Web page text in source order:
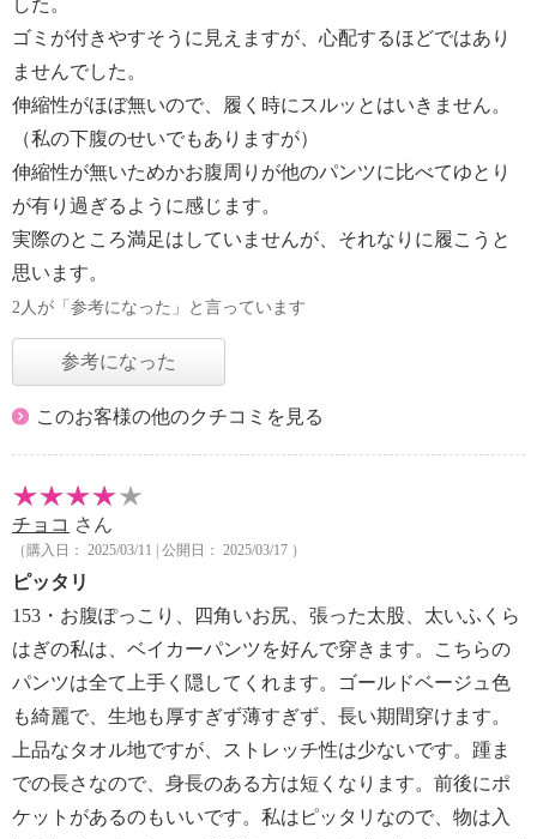
した。
ゴミが付きやすそうに見えますが、心配するほどではあり
ませんでした。
伸縮性がほぼ無いので、履く時にスルッとはいきません。
（私の下腹のせいでもありますが）
伸縮性が無いためかお腹周りが他のパンツに比べてゆとり
が有り過ぎるように感じます。
実際のところ満足はしていませんが、それなりに履こうと
思います。
2人が「参考になった」と言っています
参考になった
このお客様の他のクチコミを見る
チョコ さん
（購入日： 2025/03/11 | 公開日： 2025/03/17 ）
ピッタリ
153・お腹ぽっこり、四角いお尻、張った太股、太いふくら
はぎの私は、ベイカーパンツを好んで穿きます。こちらの
パンツは全て上手く隠してくれます。ゴールドベージュ色
も綺麗で、生地も厚すぎず薄すぎず、長い期間穿けます。
上品なタオル地ですが、ストレッチ性は少ないです。踵ま
での長さなので、身長のある方は短くなります。前後にポ
ケットがあるのもいいです。私はピッタリなので、物は入